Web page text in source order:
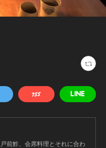
戸前鮓、会席料理とそれに合わ